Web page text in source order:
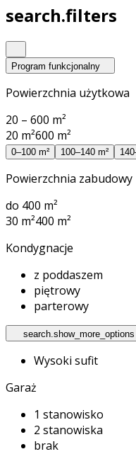
search.filters
Program funkcjonalny
Powierzchnia użytkowa
20 – 600 m²
20 m²600 m²
0–100 m² 100–140 m²
Powierzchnia zabudowy
do 400 m²
30 m²400 m²
Kondygnacje
z poddaszem
piętrowy
parterowy
search.show_more_options
Wysoki sufit
Garaż
1 stanowisko
2 stanowiska
brak